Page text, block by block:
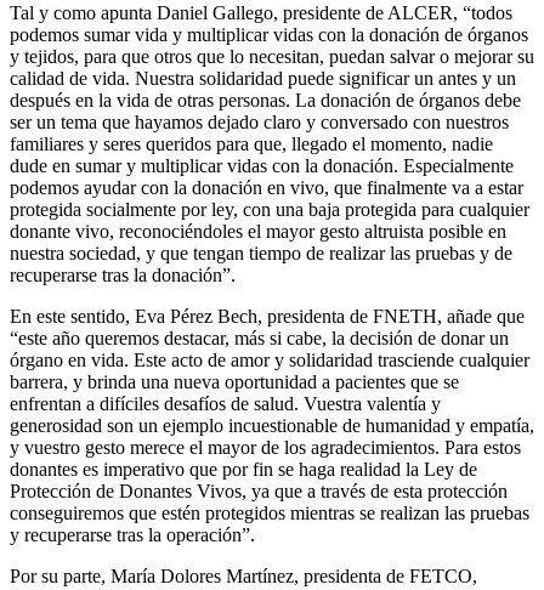
Tal y como apunta Daniel Gallego, presidente de ALCER, “todos
podemos sumar vida y multiplicar vidas con la donación de órganos
y tejidos, para que otros que lo necesitan, puedan salvar o mejorar su
calidad de vida. Nuestra solidaridad puede significar un antes y un
después en la vida de otras personas. La donación de órganos debe
ser un tema que hayamos dejado claro y conversado con nuestros
familiares y seres queridos para que, llegado el momento, nadie
dude en sumar y multiplicar vidas con la donación. Especialmente
podemos ayudar con la donación en vivo, que finalmente va a estar
protegida socialmente por ley, con una baja protegida para cualquier
donante vivo, reconociéndoles el mayor gesto altruista posible en
nuestra sociedad, y que tengan tiempo de realizar las pruebas y de
recuperarse tras la donación”.
En este sentido, Eva Pérez Bech, presidenta de FNETH, añade que
“este año queremos destacar, más si cabe, la decisión de donar un
órgano en vida. Este acto de amor y solidaridad trasciende cualquier
barrera, y brinda una nueva oportunidad a pacientes que se
enfrentan a difíciles desafíos de salud. Vuestra valentía y
generosidad son un ejemplo incuestionable de humanidad y empatía,
y vuestro gesto merece el mayor de los agradecimientos. Para estos
donantes es imperativo que por fin se haga realidad la Ley de
Protección de Donantes Vivos, ya que a través de esta protección
conseguiremos que estén protegidos mientras se realizan las pruebas
y recuperarse tras la operación”.
Por su parte, María Dolores Martínez, presidenta de FETCO,